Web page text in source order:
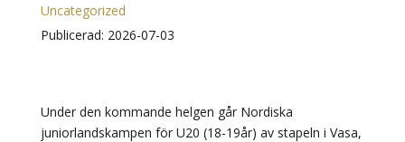
Uncategorized
Publicerad: 2026-07-03
Under den kommande helgen går Nordiska
juniorlandskampen för U20 (18-19år) av stapeln i Vasa,